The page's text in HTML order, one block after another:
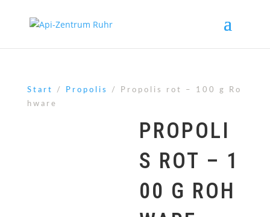
Start / Propolis
/ Propolis rot – 100 g Ro
hware
PROPOLI
S ROT – 1
00 G ROH